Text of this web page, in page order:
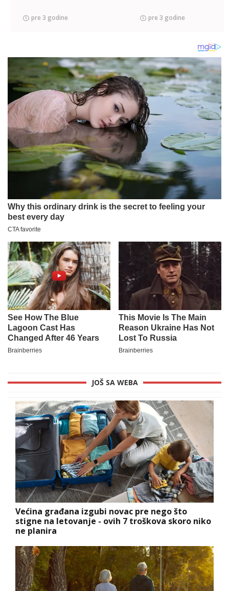
pre 3 godine pre 3 godine
JOŠ SA WEBA
Većina građana izgubi novac pre nego što
stigne na letovanje - ovih 7 troškova skoro niko
ne planira